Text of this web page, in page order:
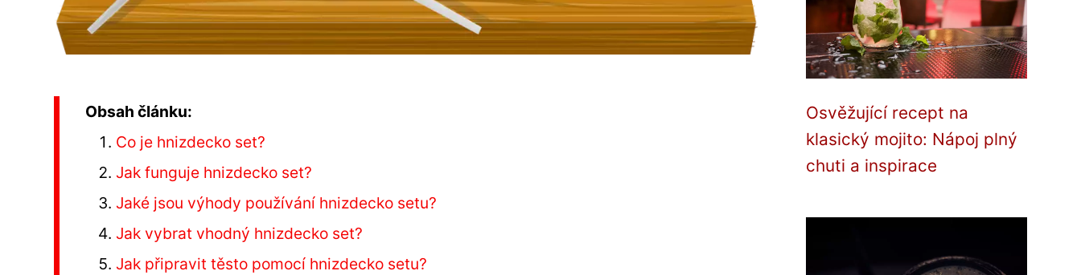
Obsah článku:
Co je hnizdecko set?
Jak funguje hnizdecko set?
Jaké jsou výhody používání hnizdecko setu?
Jak vybrat vhodný hnizdecko set?
Jak připravit těsto pomocí hnizdecko setu?
Osvěžující recept na
klasický mojito: Nápoj plný
chuti a inspirace